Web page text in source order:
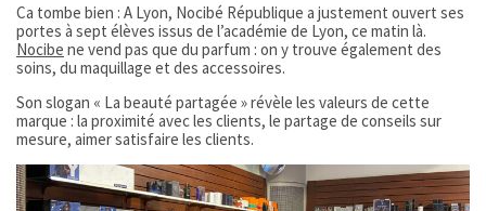
Ca tombe bien : A Lyon, Nocibé République a justement ouvert ses
portes à sept élèves issus de l’académie de Lyon, ce matin là.
Nocibe ne vend pas que du parfum : on y trouve également des
soins, du maquillage et des accessoires.
Son slogan « La beauté partagée » révèle les valeurs de cette
marque : la proximité avec les clients, le partage de conseils sur
mesure, aimer satisfaire les clients.